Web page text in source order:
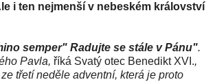
i ten nejmenší v nebeském království
semper" Radujte se stále v Pánu".
Pavla, říká Svatý otec Benedikt XVI.,
třetí neděle adventní, která je proto